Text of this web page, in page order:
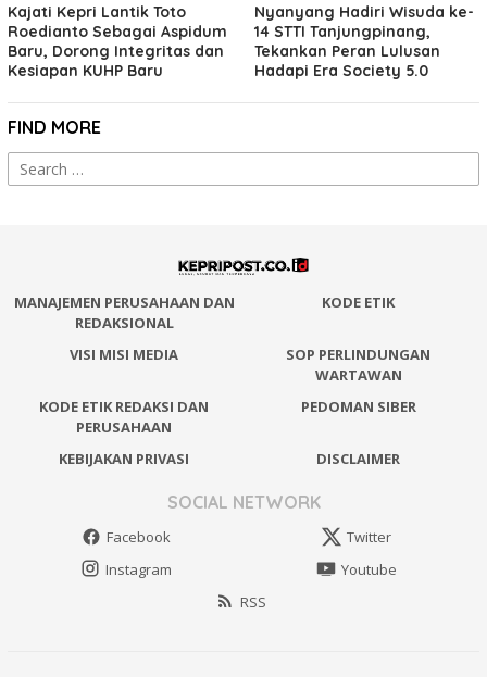
Kajati Kepri Lantik Toto
Roedianto Sebagai Aspidum
Baru, Dorong Integritas dan
Kesiapan KUHP Baru
Nyanyang Hadiri Wisuda ke-
14 STTI Tanjungpinang,
Tekankan Peran Lulusan
Hadapi Era Society 5.0
FIND MORE
Search
for:
MANAJEMEN PERUSAHAAN DAN
REDAKSIONAL
KODE ETIK
VISI MISI MEDIA
SOP PERLINDUNGAN
WARTAWAN
KODE ETIK REDAKSI DAN
PERUSAHAAN
PEDOMAN SIBER
KEBIJAKAN PRIVASI DISCLAIMER
SOCIAL NETWORK
Facebook
Twitter
Instagram
Youtube
RSS